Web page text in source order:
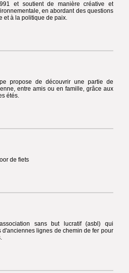
et soutient de manière créative et
en abordant des questions
et à la politique de paix.
propose de découvrir une partie de
entre amis ou en famille, grâce aux
étés.
de fiets
sans but lucratif (asbl) qui
lignes de chemin de fer pour